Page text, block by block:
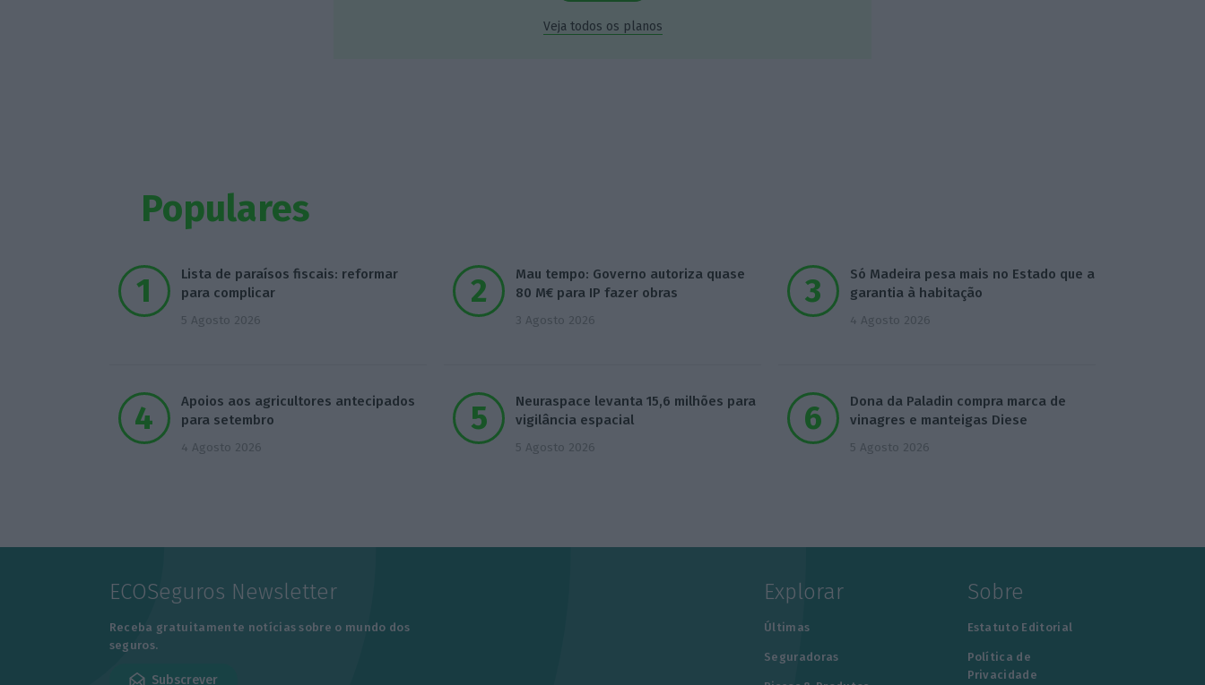
Veja todos os planos
Populares
Lista de paraísos fiscais: reformar
para complicar
5 Agosto 2026
Mau tempo: Governo autoriza quase
80 M€ para IP fazer obras
3 Agosto 2026
Só Madeira pesa mais no Estado que a
garantia à habitação
4 Agosto 2026
Apoios aos agricultores antecipados
para setembro
4 Agosto 2026
Neuraspace levanta 15,6 milhões para
vigilância espacial
5 Agosto 2026
Dona da Paladin compra marca de
vinagres e manteigas Diese
5 Agosto 2026
ECOSeguros Newsletter
Receba gratuitamente notícias sobre o mundo dos
seguros.
Subscrever
Explorar
Últimas
Seguradoras
Sobre
Estatuto Editorial
Política de
Privacidade